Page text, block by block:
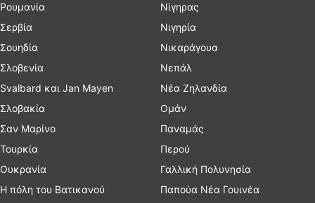
Ρουμανία
Σερβία
Σουηδία
Σλοβενία
Svalbard και Jan Mayen
Σλοβακία
Σαν Μαρίνο
Τουρκία
Ουκρανία
Η πόλη του Βατικανού
Νίγηρας
Νιγηρία
Νικαράγουα
Νεπάλ
Νέα Ζηλανδία
Ομάν
Παναμάς
Περού
Γαλλική Πολυνησία
Παπούα Νέα Γουινέα